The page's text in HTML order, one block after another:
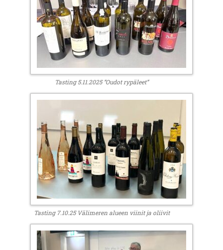
Tasting 5.11.2025 ”Oudot rypäleet”
Tasting 7.10.25 Välimeren alueen viinit ja oliivit